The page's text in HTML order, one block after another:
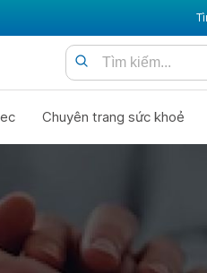
Chuyên trang sức khoẻ